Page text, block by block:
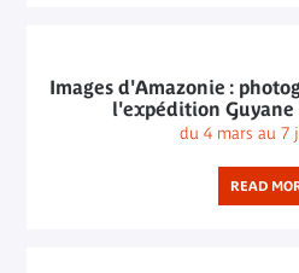
Images d'Amazonie :
l'expédition Guyane
du 4 mars au 7
READ